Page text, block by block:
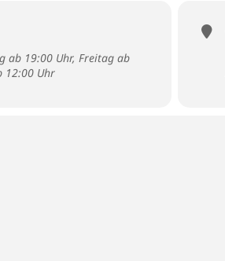
ab 19:00 Uhr, Freitag ab
12:00 Uhr